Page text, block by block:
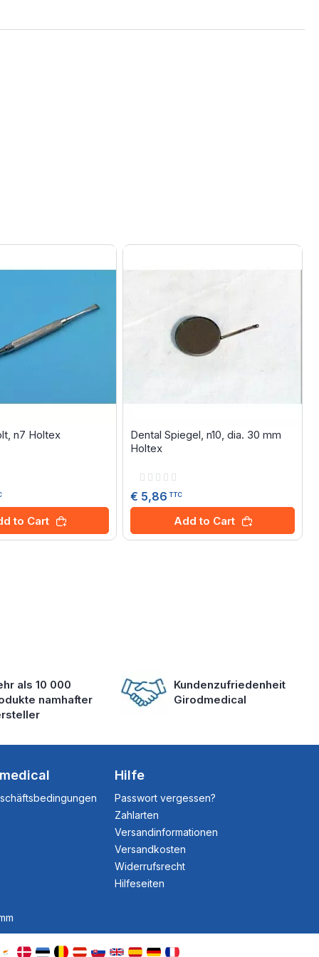
n7 Holtex
to Cart
Dental Spiegel, n10, dia. 30 mm
Holtex
Rating:
€ 5,86 TTC
Add to Cart
als 10 000
namhafter
Kundenzufriedenheit
Girodmedical
Hilfe
Passwort vergessen?
Zahlarten
Versandinformationen
Versandkosten
Widerrufsrecht
Hilfeseiten